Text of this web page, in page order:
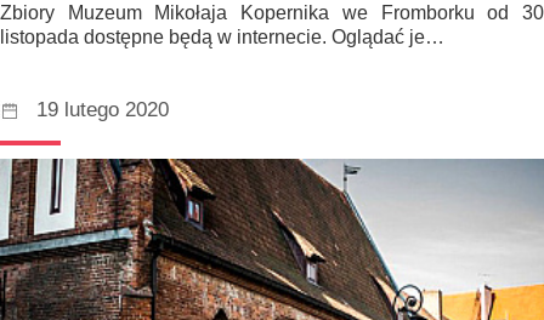
Zbiory Muzeum Mikołaja Kopernika we Fromborku od 30
listopada dostępne będą w internecie. Oglądać je…
19 lutego 2020